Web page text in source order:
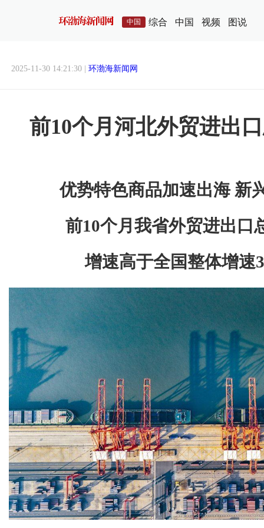
中国 综合 中国 视频 图说
2025-11-30 14:21:30 | 环渤海新闻网
前10个月河北外贸进出
优势特色商品加速出海 新
前10个月我省外贸进出口
增速高于全国整体增速